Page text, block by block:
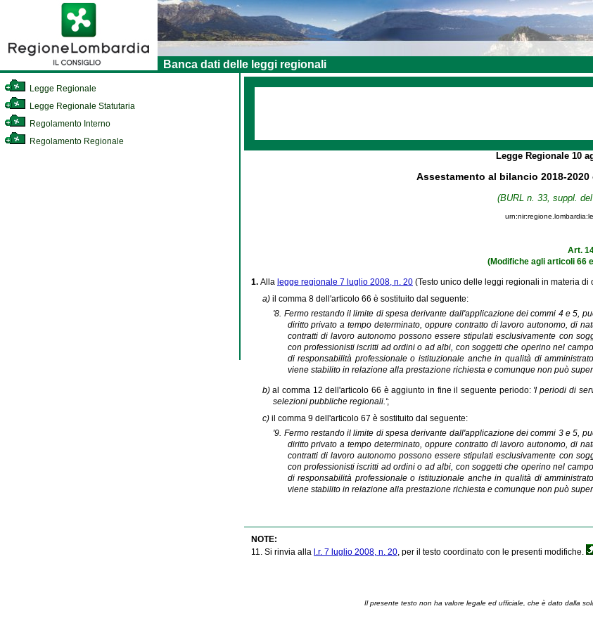
Banca dati delle leggi regionali
Legge Regionale
Legge Regionale Statutaria
Regolamento Interno
Regolamento Regionale
Legge Regionale 10
Assestamento al bilancio 2018-
(BURL n. 33, suppl.
Art.
(Modifiche agli articoli 66
1. Alla legge regionale 7 luglio 2008, n. 20 (Testo unico delle leggi regionali in materia
a) il comma 8 dell'articolo 66 è sostituito dal seguente:
'8. Fermo restando il limite di spesa derivante dall'applicazione dei commi 4 e 5,
diritto privato a tempo determinato, oppure contratto di lavoro autonomo, di
contratti di lavoro autonomo possono essere stipulati esclusivamente con
con professionisti iscritti ad ordini o ad albi, con soggetti che operino nel
di responsabilità professionale o istituzionale anche in qualità di
viene stabilito in relazione alla prestazione richiesta e comunque non può
b)al comma 12 dell'articolo 66 è aggiunto in fine il seguente periodo:'I periodi di
selezioni pubbliche regionali.';
c) il comma 9 dell'articolo 67 è sostituito dal seguente:
'9. Fermo restando il limite di spesa derivante dall'applicazione dei commi 3 e 5,
diritto privato a tempo determinato, oppure contratto di lavoro autonomo, di
contratti di lavoro autonomo possono essere stipulati esclusivamente con
con professionisti iscritti ad ordini o ad albi, con soggetti che operino nel
di responsabilità professionale o istituzionale anche in qualità di
viene stabilito in relazione alla prestazione richiesta e comunque non può
NOTE:
11. Si rinvia alla l.r. 7 luglio 2008, n. 20, per il testo coordinato con le presenti modifiche.
Il presente testo non ha valore legale ed ufficiale, che è dato dalla